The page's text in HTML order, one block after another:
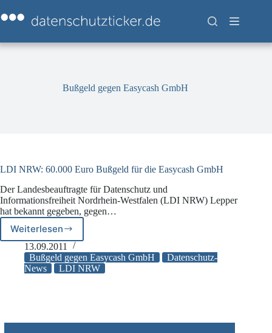
Inhalt
springen
Bußgeld gegen Easycash GmbH
LDI NRW: 60.000 Euro Bußgeld für die Easycash GmbH
Der Landesbeauftragte für Datenschutz und
Informationsfreiheit Nordrhein-Westfalen (LDI NRW) Lepper
hat bekannt gegeben, gegen…
Weiterlesen
LDI
NRW:
60.000
Euro
GmbH
13.09.2011
Bußgeld gegen Easycash GmbH
Datenschutz-
News
LDI NRW